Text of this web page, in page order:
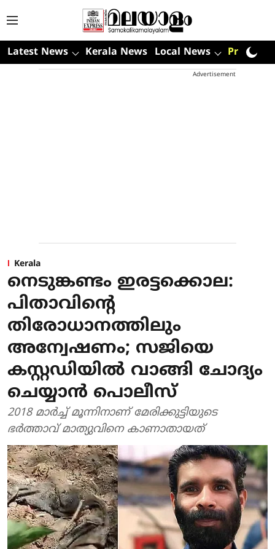
Latest News Kerala News Local News Premium
Advertisement
Kerala
നെടുങ്കണ്ടം ഇരട്ടക്കൊല:
പിതാവിന്റെ
തിരോധാനത്തിലും
അന്വേഷണം; സജിയെ
കസ്റ്റഡിയില്‍ വാങ്ങി ചോദ്യം
ചെയ്യാന്‍ പൊലീസ്
2018 മാര്‍ച്ച് മൂന്നിനാണ് മേരിക്കുട്ടിയുടെ
ഭര്‍ത്താവ് മാത്യുവിനെ കാണാതായത്